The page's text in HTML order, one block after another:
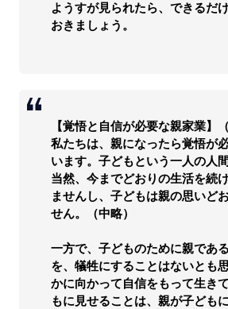
ようすが見られたら、できるだ
おきましょう。
【覚悟と自信が必要な親家業】
私たちは、親になったら覚悟が
います。子どもという一人の人
当然、今までどおりの生活を続
ませんし、子どもは親の思いど
せん。（中略）
一方で、子どものために親であ
を、犠牲にすることはないとも
かに向かって自信をもって生き
もに見せることは、親が子ども